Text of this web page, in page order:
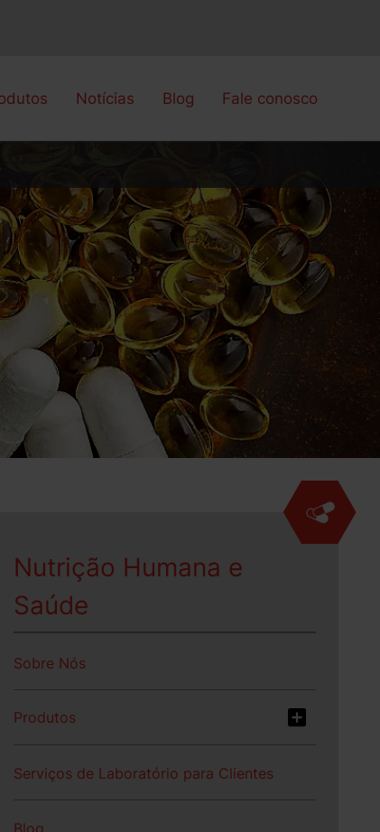
Notícias Blog Fale conosco
Nutrição Humana e
Saúde
Sobre Nós
Produtos
Serviços de Laboratório para Clientes
Blog